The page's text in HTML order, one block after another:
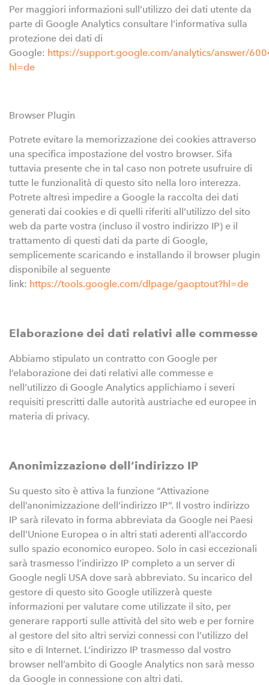
Per maggiori informazioni sull’utilizzo dei dati utente da
parte di Google Analytics consultare l’informativa sulla
protezione dei dati di
Google: https://support.google.com/analytics/answer/
hl=de
Browser Plugin
Potrete evitare la memorizzazione dei cookies attraverso
una specifica impostazione del vostro browser. Sifa
tuttavia presente che in tal caso non potrete usufruire di
tutte le funzionalità di questo sito nella loro interezza.
Potrete altresì impedire a Google la raccolta dei dati
generati dai cookies e di quelli riferiti all’utilizzo del sito
web da parte vostra (incluso il vostro indirizzo IP) e il
trattamento di questi dati da parte di Google,
semplicemente scaricando e installando il browser plugin
disponibile al seguente
link: https://tools.google.com/dlpage/gaoptout?hl=de
Elaborazione dei dati relativi alle commesse
Abbiamo stipulato un contratto con Google per
l’elaborazione dei dati relativi alle commesse e
nell’utilizzo di Google Analytics applichiamo i severi
requisiti prescritti dalle autorità austriache ed europee in
materia di privacy.
Anonimizzazione dell’indirizzo IP
Su questo sito è attiva la funzione “Attivazione
dell’anonimizzazione dell’indirizzo IP”. Il vostro indirizzo
IP sarà rilevato in forma abbreviata da Google nei Paesi
dell’Unione Europea o in altri stati aderenti all’accordo
sullo spazio economico europeo. Solo in casi eccezionali
sarà trasmesso l’indirizzo IP completo a un server di
Google negli USA dove sarà abbreviato. Su incarico del
gestore di questo sito Google utilizzerà queste
informazioni per valutare come utilizzate il sito, per
generare rapporti sulle attività del sito web e per fornire
al gestore del sito altri servizi connessi con l’utilizzo del
sito e di Internet. L’indirizzo IP trasmesso dal vostro
browser nell’ambito di Google Analytics non sarà messo
da Google in connessione con altri dati.